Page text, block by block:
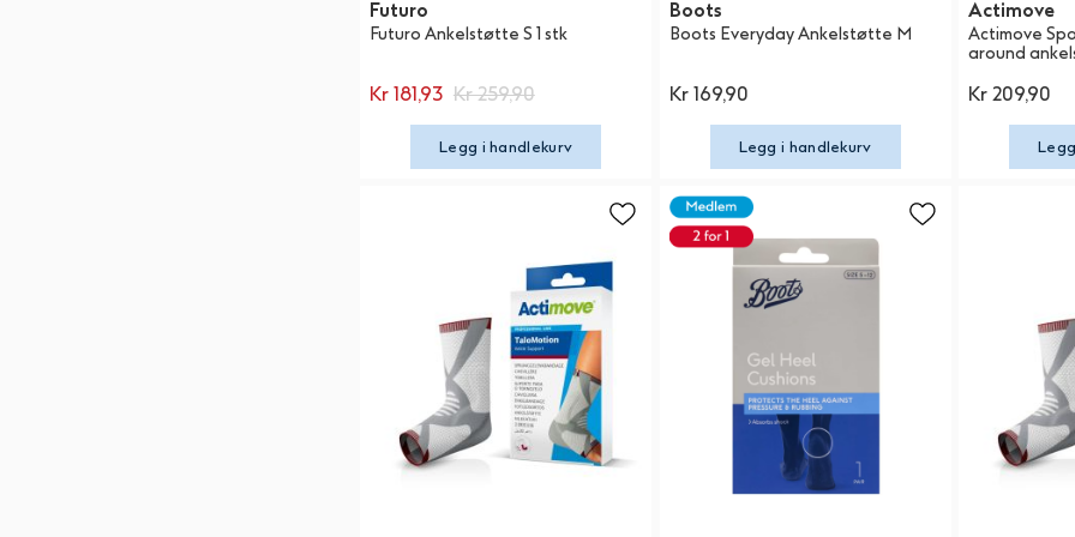
Futuro
Futuro Ankelstøtte S 1 stk
Kr 181,93 Kr 259,90
Legg i handlekurv
Boots
Boots Everyday Ankelstøtte M
Kr 169,90
Legg i handlekurv
Actimove
Actimove
around
Kr 209,90